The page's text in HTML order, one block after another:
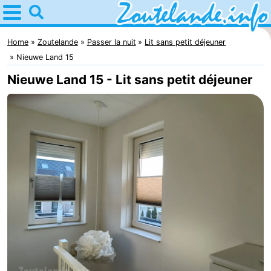
Home
Zoutelande
Astuces
Avec
enfants
Webcam
Langstraat
Webcam
Plage
Passer
Appartements
Home Zoutelande Passer la nuit
Lit sans petit déjeuner
Nieuwe Land 15
Nieuwe Land 15 - Lit sans petit déjeuner